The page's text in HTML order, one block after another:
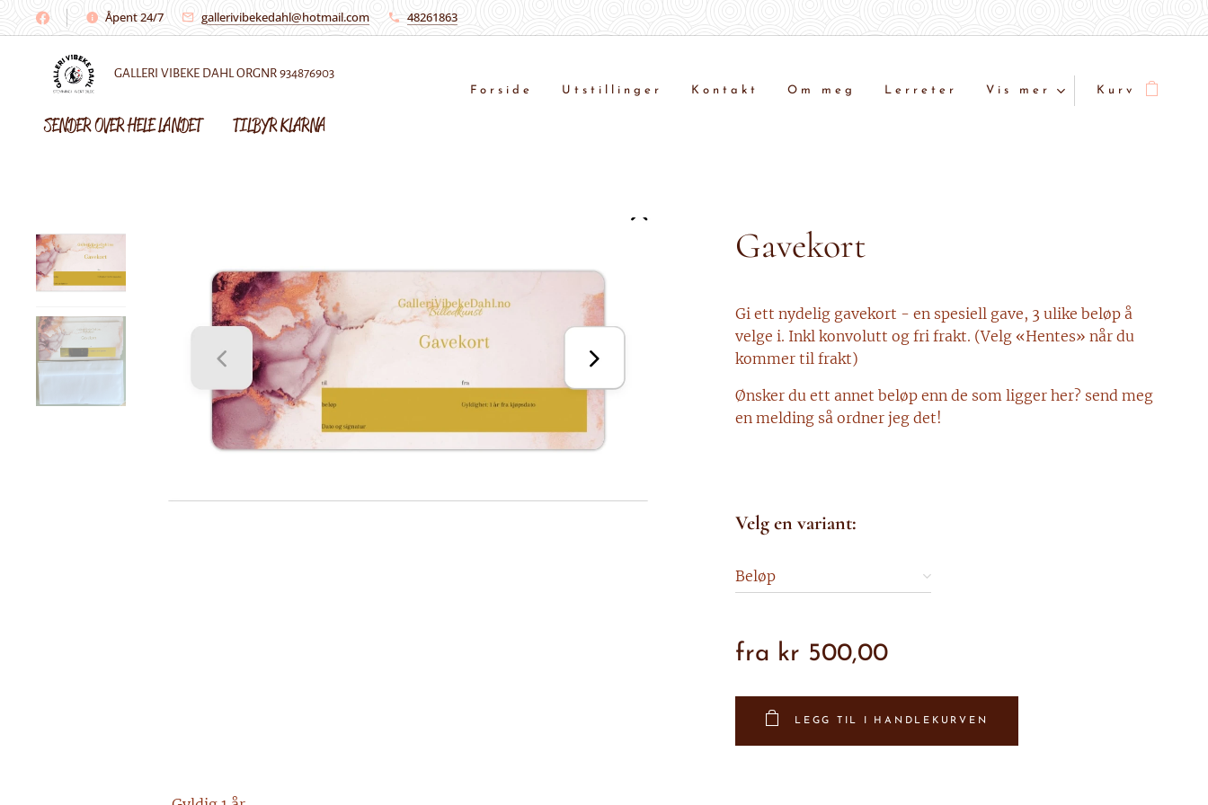
Åpent 24/7 gallerivibekedahl@hotmail.com 48261863
GALLERI VIBEKE DAHL ORGNR 934876903
SENDER OVER HELE LANDET 🌼 TILBYR KLARNA
Forside Utstillinger Kontakt Om meg Lerreter Vis mer Kurv
Gavekort
Gi ett nydelig gavekort - en spesiell gave, 3 ulike beløp å
velge i. Inkl konvolutt og fri frakt. (Velg «Hentes» når du
kommer til frakt)
Ønsker du ett annet beløp enn de som ligger her? send meg
en melding så ordner jeg det!
Velg en variant:
Beløp
fra kr 500,00
LEGG TIL I HANDLEKURVEN